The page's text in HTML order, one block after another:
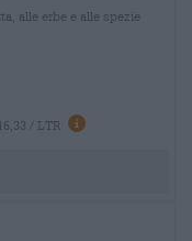
alle erbe e alle spezie
/ LTR